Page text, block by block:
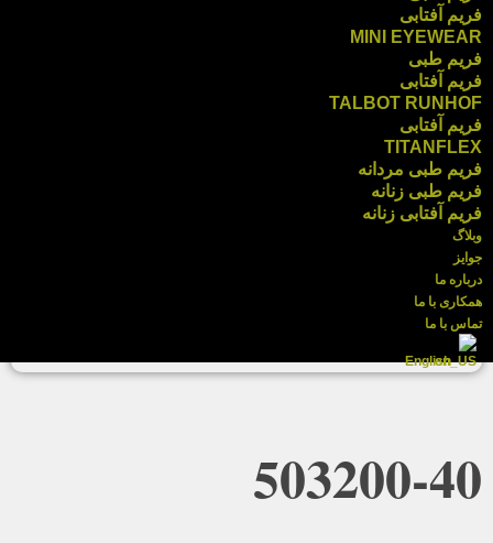
فریم آفتابی
MINI EYEWEAR
فریم طبی
فریم آفتابی
TALBOT RUNHOF
فریم آفتابی
TITANFLEX
فریم طبی مردانه
فریم طبی زنانه
فریم آفتابی زنانه
وبلاگ
جوایز
درباره ما
همکاری با ما
تماس با ما
English
503200-40